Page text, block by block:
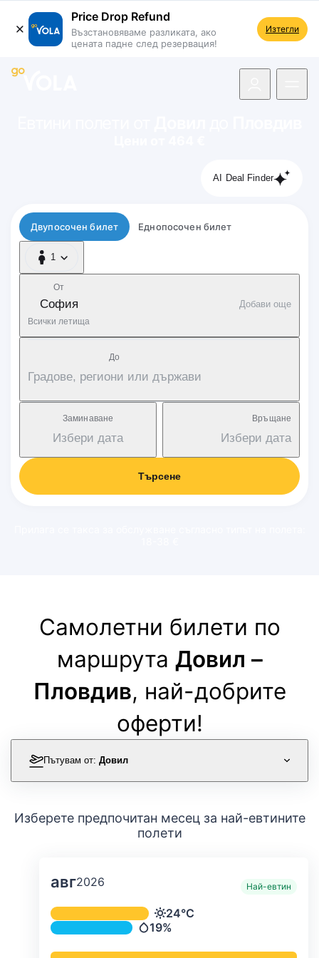
Price Drop Refund
Възстановяваме разликата, ако
цената падне след резервация!
Изтегли
AI Deal Finder
Тип полет
Двупосочен билет Еднопосочен билет
1
1 Пътник
От
София
Всички летища
Добави още
Дo
Градове, региони или държави
Заминаване
Избери дата
Връщане
Избери дата
Търсене
Самолетни билети по
маршрута Довил –
Пловдив, най-добрите
оферти!
Пътувам от: Довил
Изберете предпочитан месец за най-евтините
полети
авг2026 Най-евтин
Средна месечна температура и
Температура
24°C
Валежи
19%